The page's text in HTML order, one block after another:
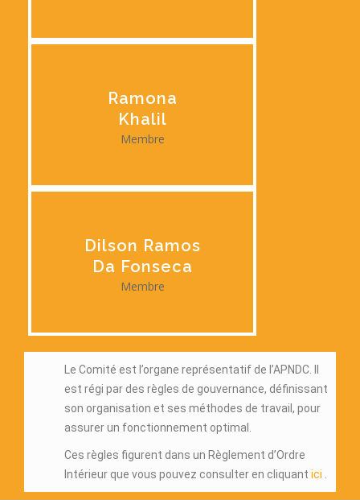
Ramona
Khalil
Membre
Dilson Ramos
Da Fonseca
Membre
Le Comité est l’organe représentatif de l’APNDC. Il
est régi par des règles de gouvernance, définissant
son organisation et ses méthodes de travail, pour
assurer un fonctionnement optimal.
Ces règles figurent dans un Règlement d’Ordre
Intérieur que vous pouvez consulter en cliquant ici